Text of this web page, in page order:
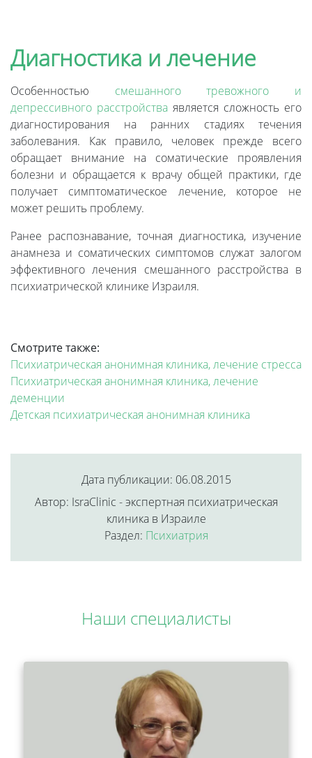
Диагностика и лечение
Особенностью смешанного тревожного и
депрессивного расстройства является сложность его
диагностирования на ранних стадиях течения
заболевания. Как правило, человек прежде всего
обращает внимание на соматические проявления
болезни и обращается к врачу общей практики, где
получает симптоматическое лечение, которое не
может решить проблему.
Ранее распознавание, точная диагностика, изучение
анамнеза и соматических симптомов служат залогом
эффективного лечения смешанного расстройства в
психиатрической клинике Израиля.
Смотрите также:
Психиатрическая анонимная клиника, лечение стресса
Психиатрическая анонимная клиника, лечение
деменции
Детская психиатрическая анонимная клиника
Дата публикации: 06.08.2015
Автор: IsraClinic - экспертная психиатрическая
клиника в Израиле
Раздел: Психиатрия
Наши специалисты